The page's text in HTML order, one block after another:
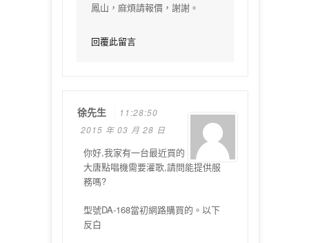
鳳山，麻煩請報價，謝謝。
回覆此留言
徐先生
11:28:50
2015 年 03 月 28 日
你好,我家有一台最近買的
大唐點唱機需要灌歌,請問能提供服
務嗎?
型號DA-168當初網路購買的。以下
反白